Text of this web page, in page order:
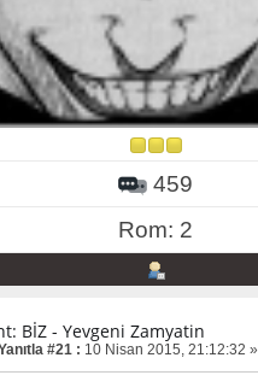
459
Rom: 2
BİZ - Yevgeni Zamyatin
#21 : 10 Nisan 2015, 21:12:32 »